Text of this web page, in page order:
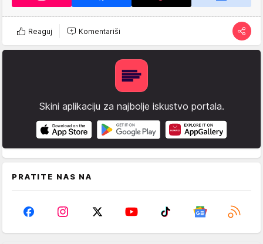
Reaguj Komentariši
Skini aplikaciju za najbolje iskustvo portala.
PRATITE NAS NA